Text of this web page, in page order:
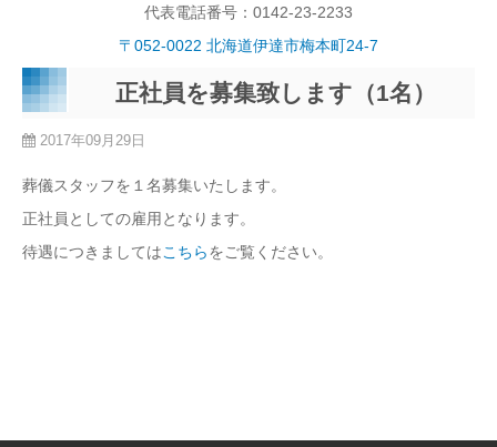
代表電話番号：0142-23-2233
〒052-0022 北海道伊達市梅本町24-7
お知らせ
葬儀について
葬儀費用について
埋葬について
葬儀セミナーご案内
取扱商品
正社員を募集致します（1名）
2017年09月29日
葬儀スタッフを１名募集いたします。
正社員としての雇用となります。
待遇につきましてはこちらをご覧ください。